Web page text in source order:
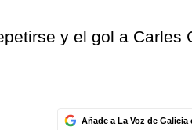
y el gol a Carles
Añade a La Voz de Galicia